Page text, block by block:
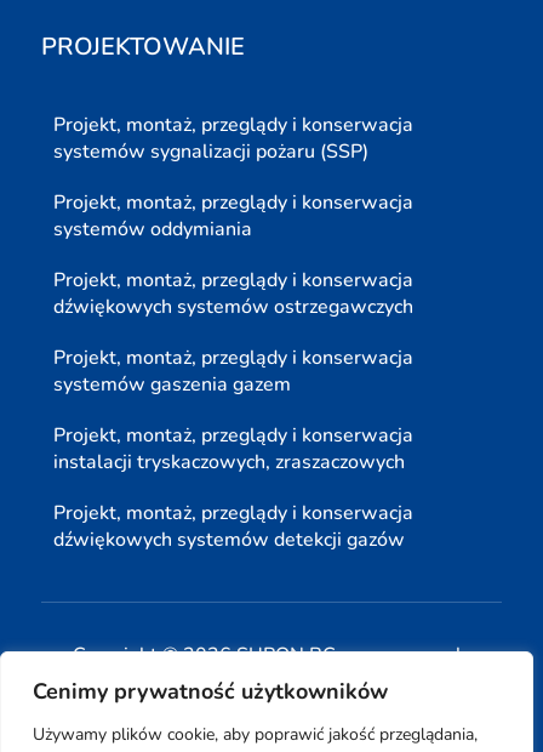
Cenimy prywatność użytkowników
Używamy plików cookie, aby poprawić jakość przeglądania,
PROJEKTOWANIE
Projekt, montaż, przeglądy i konserwacja
systemów sygnalizacji pożaru (SSP)
Projekt, montaż, przeglądy i konserwacja
systemów oddymiania
Projekt, montaż, przeglądy i konserwacja
dźwiękowych systemów ostrzegawczych
Projekt, montaż, przeglądy i konserwacja
systemów gaszenia gazem
Projekt, montaż, przeglądy i konserwacja
instalacji tryskaczowych, zraszaczowych
Projekt, montaż, przeglądy i konserwacja
dźwiękowych systemów detekcji gazów
Copyright © 2026 SUPON BC sp, z o. o. sp. k.
| Realizacja: www.woh.group